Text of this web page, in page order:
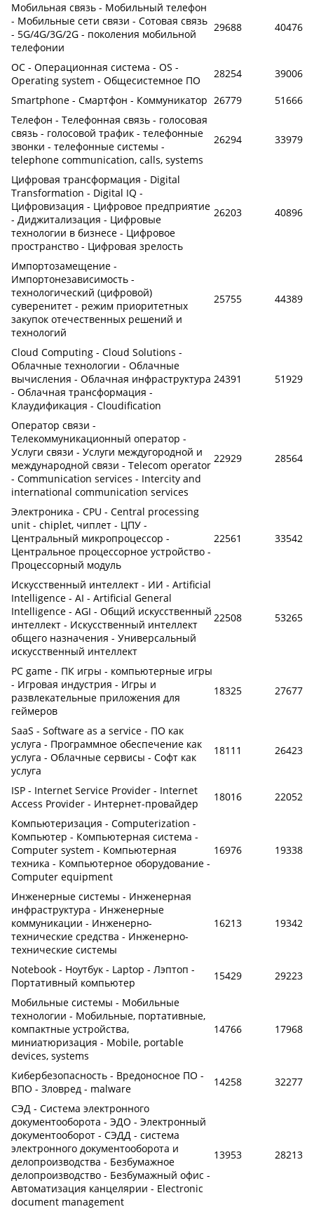
Мобильная связь - Мобильный телефон
- Мобильные сети связи - Сотовая связь
- 5G/4G/3G/2G - поколения мобильной
телефонии
29688 40476
ОС - Операционная система - OS -
Operating system - Общесистемное ПО
28254
39006
Smartphone - Смартфон - Коммуникатор 26779
51666
Телефон - Телефонная связь - голосовая
связь - голосовой трафик - телефонные
звонки - телефонные системы -
telephone communication, calls, systems
26294 33979
Цифровая трансформация - Digital
Transformation - Digital IQ -
Цифровизация - Цифровое предприятие
- Диджитализация - Цифровые
технологии в бизнесе - Цифровое
пространство - Цифровая зрелость
26203 40896
Импортозамещение -
Импортонезависимость -
технологический (цифровой)
суверенитет - режим приоритетных
закупок отечественных решений и
технологий
25755 44389
Cloud Computing - Cloud Solutions -
Облачные технологии - Облачные
вычисления - Облачная инфраструктура
- Облачная трансформация -
Клаудификация - Cloudification
24391 51929
Оператор связи -
Телекоммуникационный оператор -
Услуги связи - Услуги междугородной и
международной связи - Telecom operator
- Communication services - Intercity and
international communication services
22929 28564
Электроника - CPU - Central processing
unit - chiplet, чиплет - ЦПУ -
Центральный микропроцессор -
Центральное процессорное устройство -
Процессорный модуль
22561 33542
Искусственный интеллект - ИИ - Artificial
Intelligence - AI - Artificial General
Intelligence - AGI - Общий искусственный
интеллект - Искусственный интеллект
общего назначения - Универсальный
искусственный интеллект
22508 53265
PC game - ПК игры - компьютерные игры
- Игровая индустрия - Игры и
развлекательные приложения для
геймеров
18325 27677
SaaS - Software as a service - ПО как
услуга - Программное обеспечение как
услуга - Облачные сервисы - Софт как
услуга
18111 26423
ISP - Internet Service Provider - Internet
Access Provider - Интернет-провайдер
18016
22052
Компьютеризация - Computerization -
Компьютер - Компьютерная система -
Computer system - Компьютерная
техника - Компьютерное оборудование -
Computer equipment
16976 19338
Инженерные системы - Инженерная
инфраструктура - Инженерные
коммуникации - Инженерно-
технические средства - Инженерно-
технические системы
16213 19342
Notebook - Ноутбук - Laptop - Лэптоп -
Портативный компьютер
15429
29223
Мобильные системы - Мобильные
технологии - Мобильные, портативные,
компактные устройства,
миниатюризация - Mobile, portable
devices, systems
14766 17968
Кибербезопасность - Вредоносное ПО -
ВПО - Зловред - malware
14258
32277
СЭД - Система электронного
документооборота - ЭДО - Электронный
документооборот - СЭДД - система
электронного документооборота и
делопроизводства - Безбумажное
делопроизводство - Безбумажный офис -
Автоматизация канцелярии - Electronic
document management
13953 28213